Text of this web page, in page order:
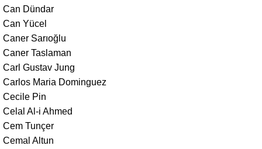
Can Dündar
Can Yücel
Caner Sarıoğlu
Caner Taslaman
Carl Gustav Jung
Carlos Maria Dominguez
Cecile Pin
Celal Al-i Ahmed
Cem Tunçer
Cemal Altun